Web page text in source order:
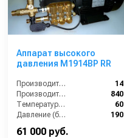
Аппарат высокого
давления M1914BP RR
Производительность (л/мин):
14
Производительность (л/ч):
840
Температура (°C):
60
Давление (бар):
190
61 000 руб.